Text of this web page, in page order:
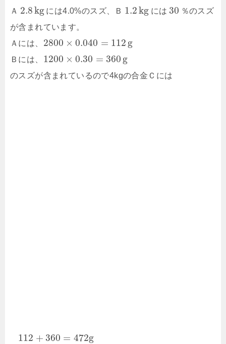
Ａ 2.8kg には4.0%のスズ、Ｂ 1.2kg には 30 ％のスズ
が含まれています。
Ａには、 2800 × 0.040 = 112 g
Ｂには、 1200 × 0.30 = 360 g
のスズが含まれているので4kgの合金Ｃには
112 + 360 = 472g